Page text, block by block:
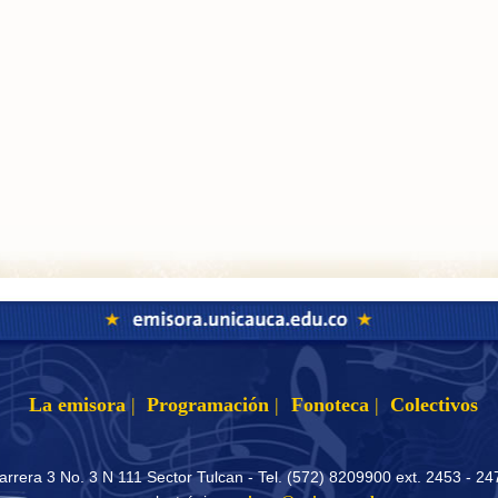
La emisora | Programación | Fonoteca | Colectivos
3 No. 3 N 111 Sector Tulcan - Tel. (572) 8209900 ext. 2453 -